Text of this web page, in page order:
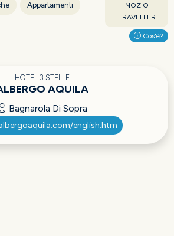
Appartamenti
NOZIO
TRAVELLER
Cos'è?
HOTEL 3 STELLE
AQUILA
Bagnarola Di Sopra
english.htm